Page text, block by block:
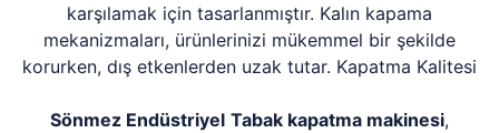
karşılamak için tasarlanmıştır. Kalın kapama
mekanizmaları, ürünlerinizi mükemmel bir şekilde
korurken, dış etkenlerden uzak tutar. Kapatma Kalitesi
Sönmez Endüstriyel Tabak kapatma makinesi,